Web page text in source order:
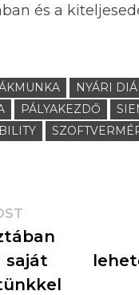
és a
NYÁRI
PÁLYAKEZDŐ
saját